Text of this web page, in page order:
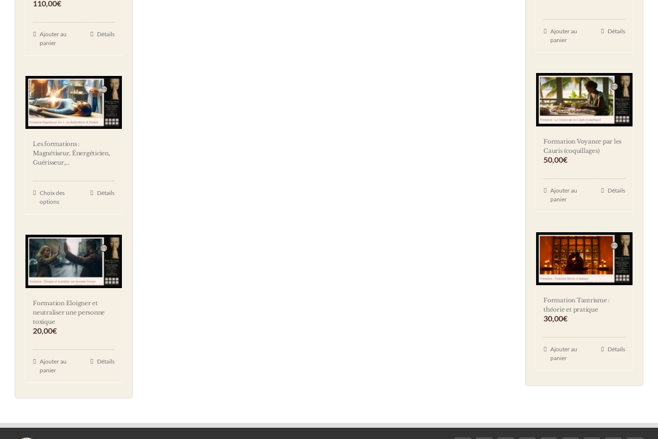
110,00€
Ajouter au
panier
Détails
Les formations :
Magnétiseur, Énergéticien,
Guérisseur,...
Choix des
options
Détails
Formation Eloigner et
neutraliser une personne
toxique
20,00€
Ajouter au
panier
Détails
Ajouter au
panier
Détails
Formation Voyance par les
Cauris (coquillages)
50,00€
Ajouter au
panier
Détails
Formation Tantrisme :
théorie et pratique
30,00€
Ajouter au
panier
Détails